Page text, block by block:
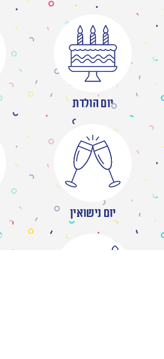
יום הולדת
יום נישואין